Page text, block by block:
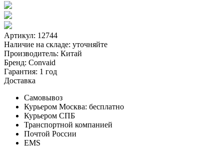
Артикул: 12744
Наличие на складе: уточняйте
Производитель: Китай
Бренд: Convaid
Гарантия: 1 год
Доставка
Самовывоз
Курьером Москва: бесплатно
Курьером СПБ
Транспортной компанией
Почтой России
EMS